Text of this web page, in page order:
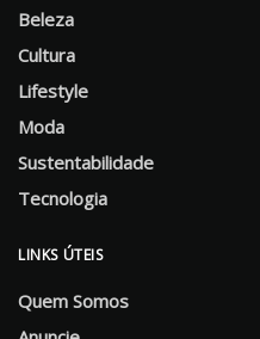
Beleza
Cultura
Lifestyle
Moda
Sustentabilidade
Tecnologia
LINKS ÚTEIS
Quem Somos